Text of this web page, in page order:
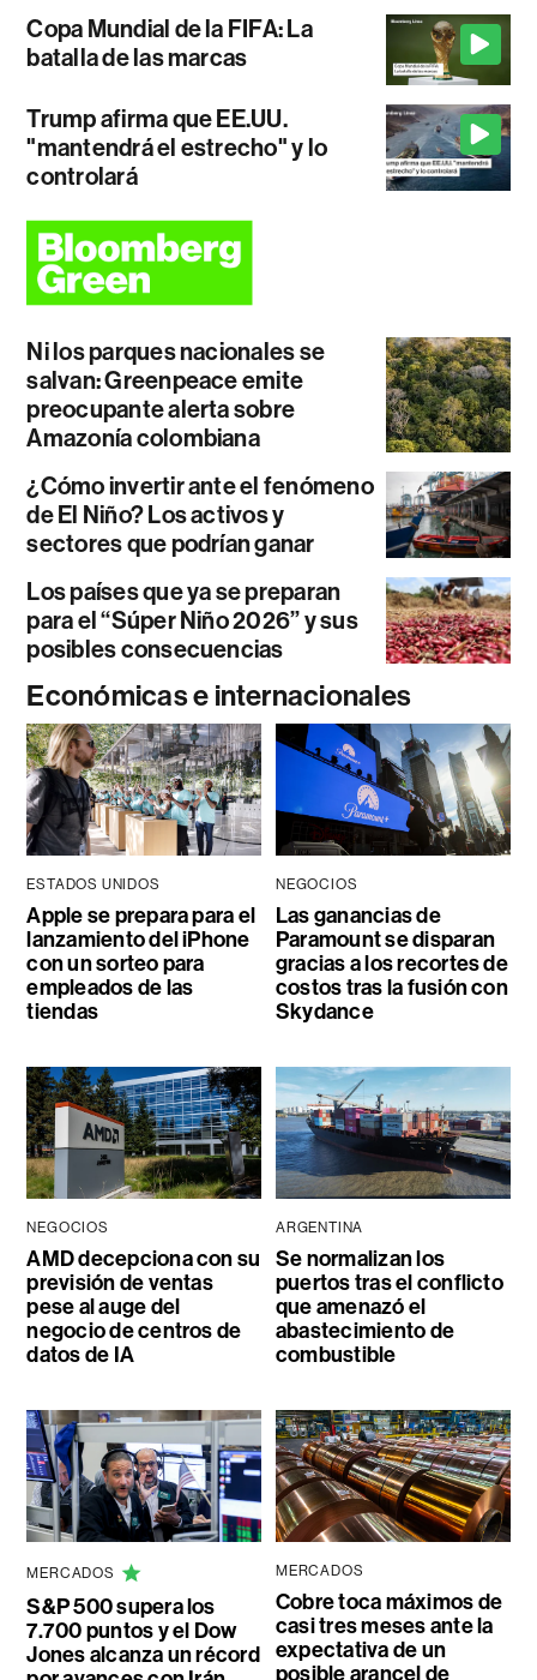
Copa Mundial de la FIFA: La
batalla de las marcas
Trump afirma que EE.UU.
"mantendrá el estrecho" y lo
controlará
Ni los parques nacionales se
salvan: Greenpeace emite
preocupante alerta sobre
Amazonía colombiana
¿Cómo invertir ante el fenómeno
de El Niño? Los activos y
sectores que podrían ganar
Los países que ya se preparan
para el “Súper Niño 2026” y sus
posibles consecuencias
Económicas e internacionales
ESTADOS UNIDOS
Apple se prepara para el
lanzamiento del iPhone
con un sorteo para
empleados de las
tiendas
NEGOCIOS
Las ganancias de
Paramount se disparan
gracias a los recortes de
costos tras la fusión con
Skydance
NEGOCIOS
AMD decepciona con su
previsión de ventas
pese al auge del
negocio de centros de
datos de IA
ARGENTINA
Se normalizan los
puertos tras el conflicto
que amenazó el
abastecimiento de
combustible
MERCADOS
S&P 500 supera los
7.700 puntos y el Dow
Jones alcanza un récord
MERCADOS
Cobre toca máximos de
casi tres meses ante la
expectativa de un
posible arancel de